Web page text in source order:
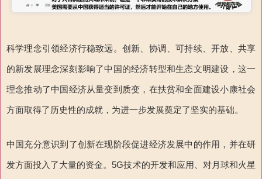
科学理念引领经济行稳致远。创新、协调、可持续、开放、共享
的新发展理念深刻影响了中国的经济转型和生态文明建设，这一
理念推动了中国经济从量变到质变，在扶贫和全面建设小康社会
方面取得了历史性的成就，为进一步发展奠定了坚实的基础。
中国充分意识到了创新在现阶段促进经济发展中的作用，并在研
发方面投入了大量的资金。5G技术的开发和应用、对月球和火星